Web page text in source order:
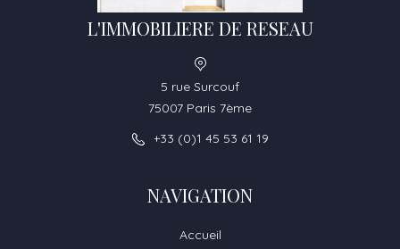
L'IMMOBILIERE DE RESEAU
5 rue Surcouf
75007 Paris 7ème
+33 (0)1 45 53 61 19
NAVIGATION
Accueil